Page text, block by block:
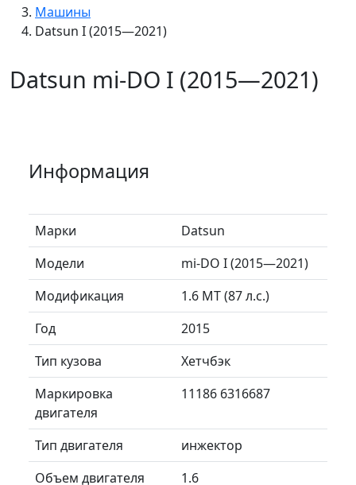
Машины
Datsun I (2015—2021)
Datsun mi-DO I (2015—2021)
Информация
Марки
Datsun
Модели
mi-DO I (2015—2021)
Модификация
1.6 MT (87 л.с.)
Год
2015
Тип кузова
Хетчбэк
Маркировка
двигателя
11186 6316687
Тип двигателя
инжектор
Объем двигателя
1.6